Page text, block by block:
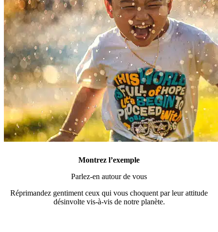
Montrez l’exemple
Parlez-en autour de vous
Réprimandez gentiment ceux qui vous choquent par leur attitude
désinvolte vis-à-vis de notre planète.